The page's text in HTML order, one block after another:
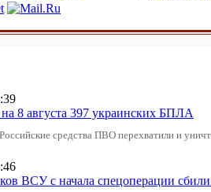
8 августа 397 украинских БПЛА
средства ПВО перехватили и
ВСУ с начала спецоперации